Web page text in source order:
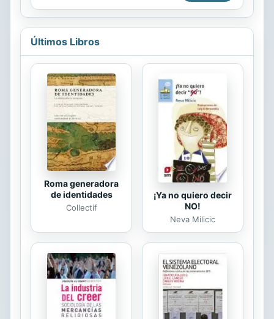
Últimos Libros
Roma generadora
de identidades
Collectif
¡Ya no quiero decir
NO!
Neva Milicic